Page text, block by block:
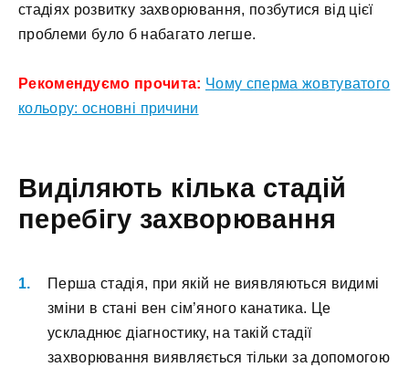
стадіях розвитку захворювання, позбутися від цієї
проблеми було б набагато легше.
Рекомендуємо прочита: Чому сперма жовтуватого
кольору: основні причини
Виділяють кілька стадій
перебігу захворювання
Перша стадія, при якій не виявляються видимі
зміни в стані вен сім’яного канатика. Це
ускладнює діагностику, на такій стадії
захворювання виявляється тільки за допомогою